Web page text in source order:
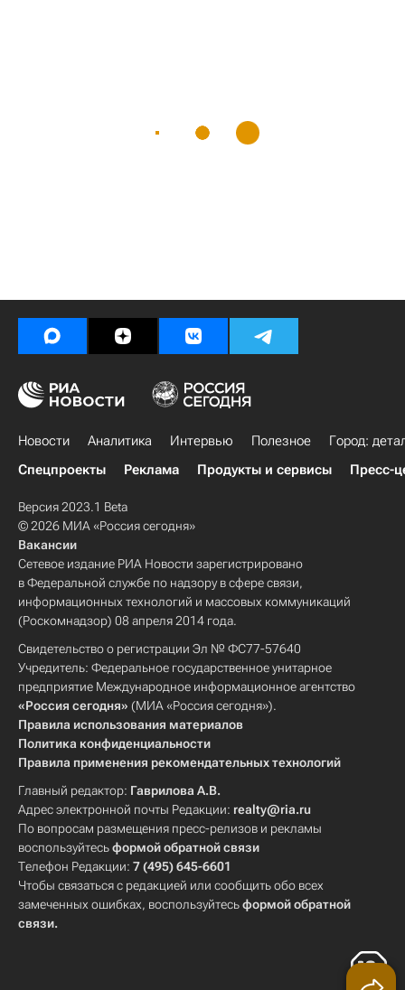
Новости Аналитика Интервью Полезное
Город:
Спецпроекты
Реклама Продукты и сервисы Пресс-
Версия 2023.1 Beta
© 2026 МИА «Россия сегодня»
Вакансии
Сетевое издание РИА Новости зарегистрировано
в Федеральной службе по надзору в сфере связи,
информационных технологий и массовых коммуникаций
(Роскомнадзор) 08 апреля 2014 года.
Свидетельство о регистрации Эл № ФС77-57640
Учредитель: Федеральное государственное унитарное
предприятие Международное информационное агентство
«Россия сегодня» (МИА «Россия сегодня»).
Правила использования материалов
Политика конфиденциальности
Правила применения рекомендательных технологий
Главный редактор: Гаврилова А.В.
Адрес электронной почты Редакции: realty@ria.ru
По вопросам размещения пресс-релизов и рекламы
воспользуйтесьформой обратной связи
Телефон Редакции: 7 (495) 645-6601
Чтобы связаться с редакцией или сообщить обо всех
замеченных ошибках, воспользуйтесьформой обратной
связи.